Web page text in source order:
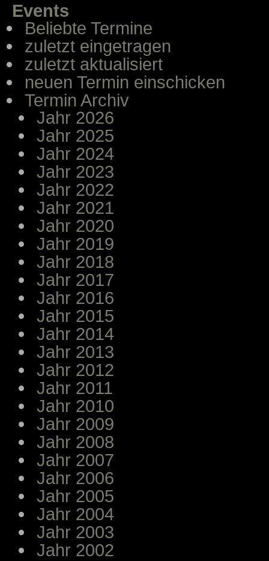
Events
Beliebte Termine
zuletzt eingetragen
zuletzt aktualisiert
neuen Termin einschicken
Termin Archiv
Jahr 2026
Jahr 2025
Jahr 2024
Jahr 2023
Jahr 2022
Jahr 2021
Jahr 2020
Jahr 2019
Jahr 2018
Jahr 2017
Jahr 2016
Jahr 2015
Jahr 2014
Jahr 2013
Jahr 2012
Jahr 2011
Jahr 2010
Jahr 2009
Jahr 2008
Jahr 2007
Jahr 2006
Jahr 2005
Jahr 2004
Jahr 2003
Jahr 2002